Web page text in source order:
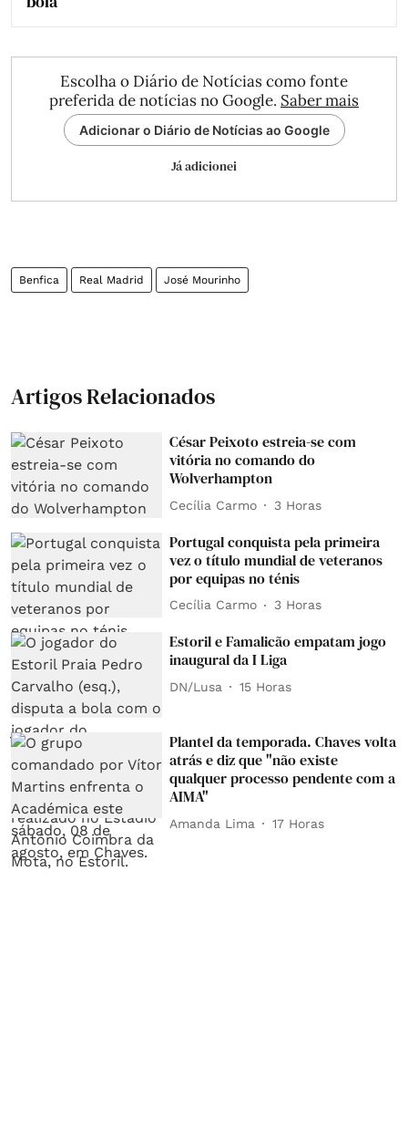
Escolha o Diário de Notícias como fonte
preferida de notícias no Google. Saber mais
Adicionar o Diário de Notícias ao Google
Já adicionei
Benfica Real Madrid José Mourinho
Artigos Relacionados
César Peixoto estreia-se com
vitória no comando do
Wolverhampton
Cecília Carmo 3 Horas
Portugal conquista pela primeira
vez o título mundial de veteranos
por equipas no ténis
Cecília Carmo 3 Horas
Estoril e Famalicão empatam jogo
inaugural da I Liga
DN/Lusa 15 Horas
Plantel da temporada. Chaves volta
atrás e diz que "não existe
qualquer processo pendente com a
AIMA"
Amanda Lima 17 Horas